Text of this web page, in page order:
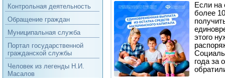
Контрольная деятельность
Обращение граждан
Муниципальная служба
Портал государственной
гражданской службы
Человек из легенды Н.И.
Масалов
Если на
более
этого
года за